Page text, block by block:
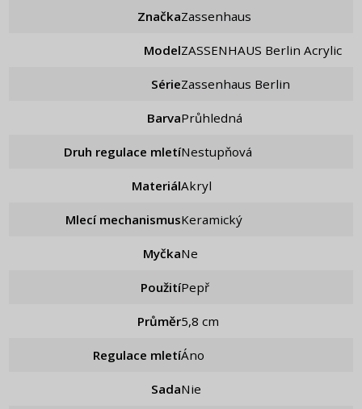
Značka Zassenhaus
Model ZASSENHAUS Berlin Acrylic
Série Zassenhaus Berlin
Barva Průhledná
Druh regulace mletí Nestupňová
Materiál Akryl
Mlecí mechanismus Keramický
Myčka Ne
Použití Pepř
Průměr 5,8 cm
Regulace mletí áno
Sada nie